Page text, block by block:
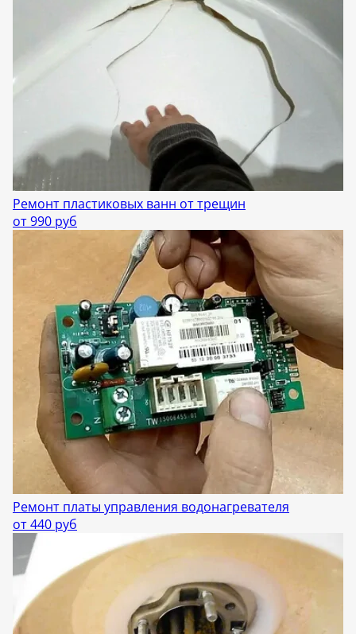
Ремонт пластиковых ванн от трещин
от 990 руб
Ремонт платы управления водонагревателя
от 440 руб